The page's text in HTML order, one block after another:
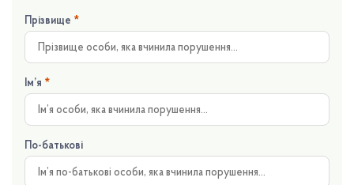
Прізвище *
Ім’я *
По-батькові